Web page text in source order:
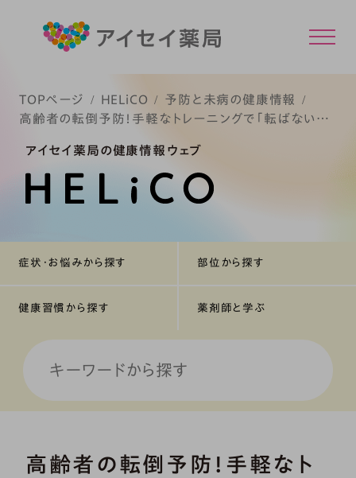
TOPページ HELiCO
予防と未病の健康情報
高齢者の転倒予防！手軽なトレーニングで「転ばない体
アイセイ薬局の健康情報ウェブ
症状・お悩みから探す 部位から探す
健康習慣から探す 薬剤師と学ぶ
高齢者の転倒予防！手軽なト